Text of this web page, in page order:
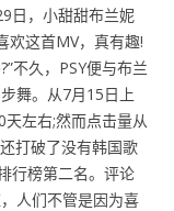
日，小甜甜布兰妮
欢这首MV，真有趣!
不久，PSY便与布兰
舞。从7月15日上
左右;然而点击量从
打破了没有韩国歌
行榜第二名。评论
人们不管是因为喜